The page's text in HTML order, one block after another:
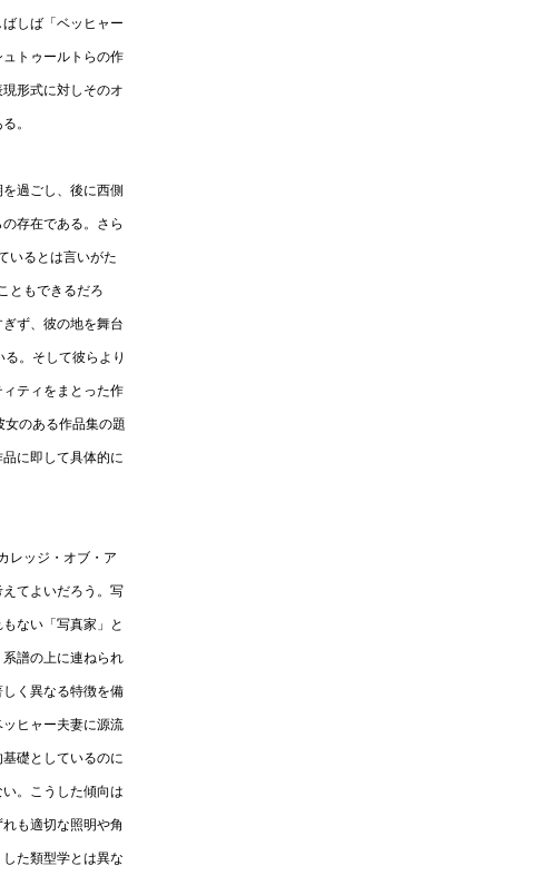
しば「ベッヒャー
トゥールトらの作
形式に対しそのオ
。
過ごし、後に西側
存在である。さら
いるとは言いがた
ともできるだろ
ず、彼の地を舞台
。そして彼らより
ティをまとった作
のある作品集の題
に即して具体的に
レッジ・オブ・ア
てよいだろう。写
ない「写真家」と
譜の上に連ねられ
く異なる特徴を備
ヒャー夫妻に源流
礎としているのに
。こうした傾向は
も適切な照明や角
た類型学とは異な